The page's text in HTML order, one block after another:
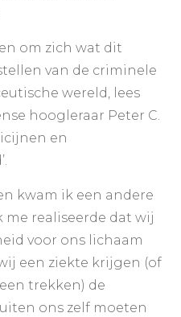
om zich wat dit
van de criminele
wereld, lees
hoogleraar Peter C.
en
kwam ik een andere
realiseerde dat wij
voor ons lichaam
een ziekte krijgen (of
trekken) de
ons zelf moeten